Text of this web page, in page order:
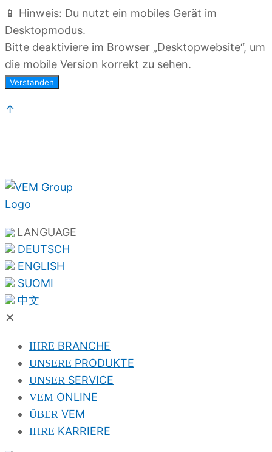
📱 Hinweis: Du nutzt ein mobiles Gerät im
Desktopmodus.
Bitte deaktiviere im Browser „Desktopwebsite“, um
die mobile Version korrekt zu sehen.
Verstanden
↑
LANGUAGE
DEUTSCH
ENGLISH
SUOMI
中文
✕
IHRE BRANCHE
UNSERE PRODUKTE
UNSER SERVICE
VEM ONLINE
ÜBER VEM
IHRE KARRIERE